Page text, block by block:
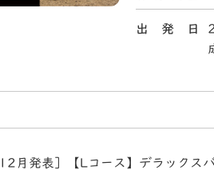
出 発 日
月発表］【Lコース】デラックス